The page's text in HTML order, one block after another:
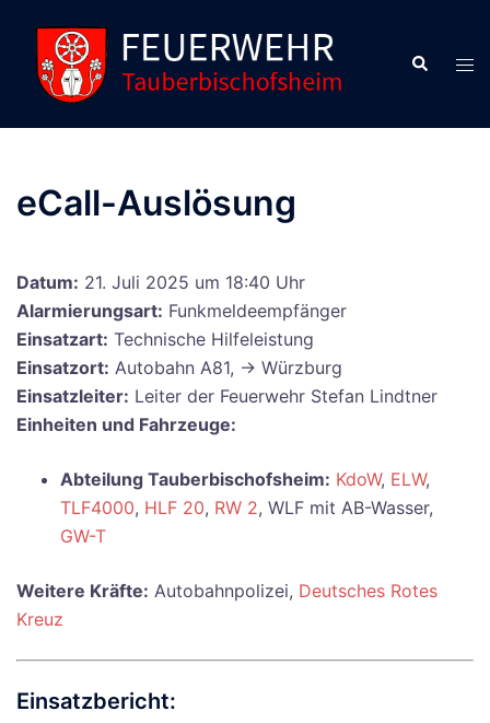
Inhalt
springen
Suche
eCall-Auslösung
Datum: 21. Juli 2025 um 18:40 Uhr
Alarmierungsart: Funkmeldeempfänger
Einsatzart: Technische Hilfeleistung
Einsatzort: Autobahn A81, -> Würzburg
Einsatzleiter: Leiter der Feuerwehr Stefan Lindtner
Einheiten und Fahrzeuge:
Abteilung Tauberbischofsheim: KdoW, ELW,
TLF4000, HLF 20, RW 2, WLF mit AB-Wasser,
GW-T
Weitere Kräfte: Autobahnpolizei, Deutsches Rotes
Kreuz
Einsatzbericht: